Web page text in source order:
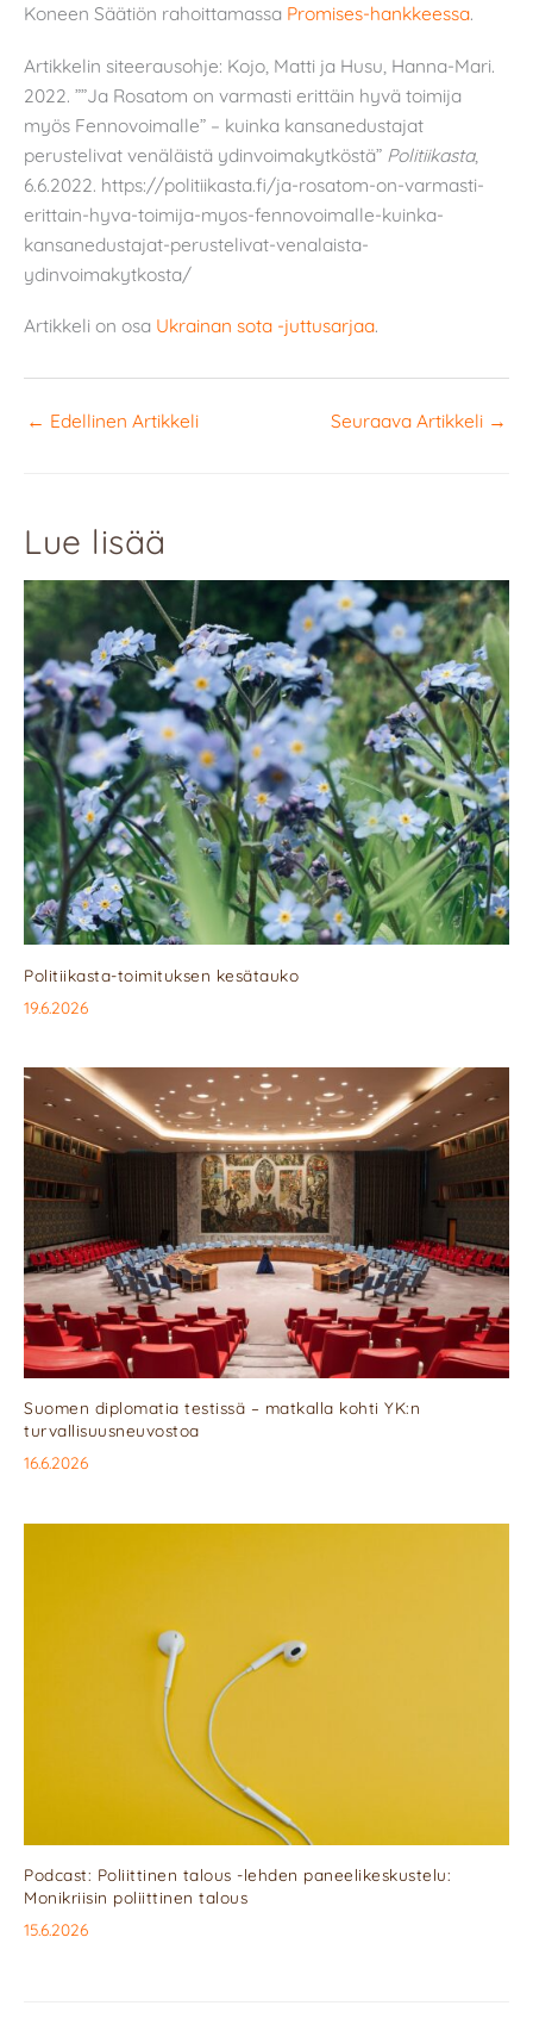
Koneen Säätiön rahoittamassa Promises-hankkeessa.
Artikkelin siteerausohje: Kojo, Matti ja Husu, Hanna-Mari.
2022. ””Ja Rosatom on varmasti erittäin hyvä toimija
myös Fennovoimalle” – kuinka kansanedustajat
perustelivat venäläistä ydinvoimakytköstä” Politiikasta,
6.6.2022. https://politiikasta.fi/ja-rosatom-on-varmasti-
erittain-hyva-toimija-myos-fennovoimalle-kuinka-
kansanedustajat-perustelivat-venalaista-
ydinvoimakytkosta/
Artikkeli on osa Ukrainan sota -juttusarjaa.
← Edellinen Artikkeli Seuraava Artikkeli →
Lue lisää
Politiikasta-toimituksen kesätauko
19.6.2026
Suomen diplomatia testissä – matkalla kohti YK:n
turvallisuusneuvostoa
16.6.2026
Podcast: Poliittinen talous -lehden paneelikeskustelu:
Monikriisin poliittinen talous
15.6.2026